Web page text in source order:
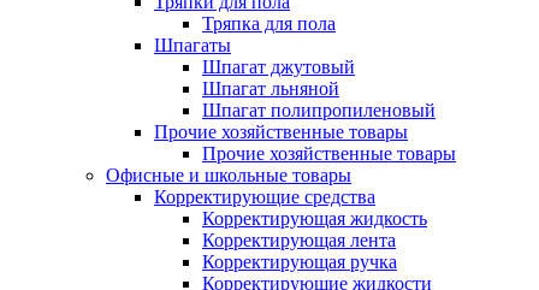
Тряпка для пола
Шпагаты
Шпагат джутовый
Шпагат льняной
Шпагат полипропиленовый
Прочие хозяйственные товары
Прочие хозяйственные товары
Офисные и школьные товары
Корректирующие средства
Корректирующая жидкость
Корректирующая лента
Корректирующая ручка
Корректирующие жидкости